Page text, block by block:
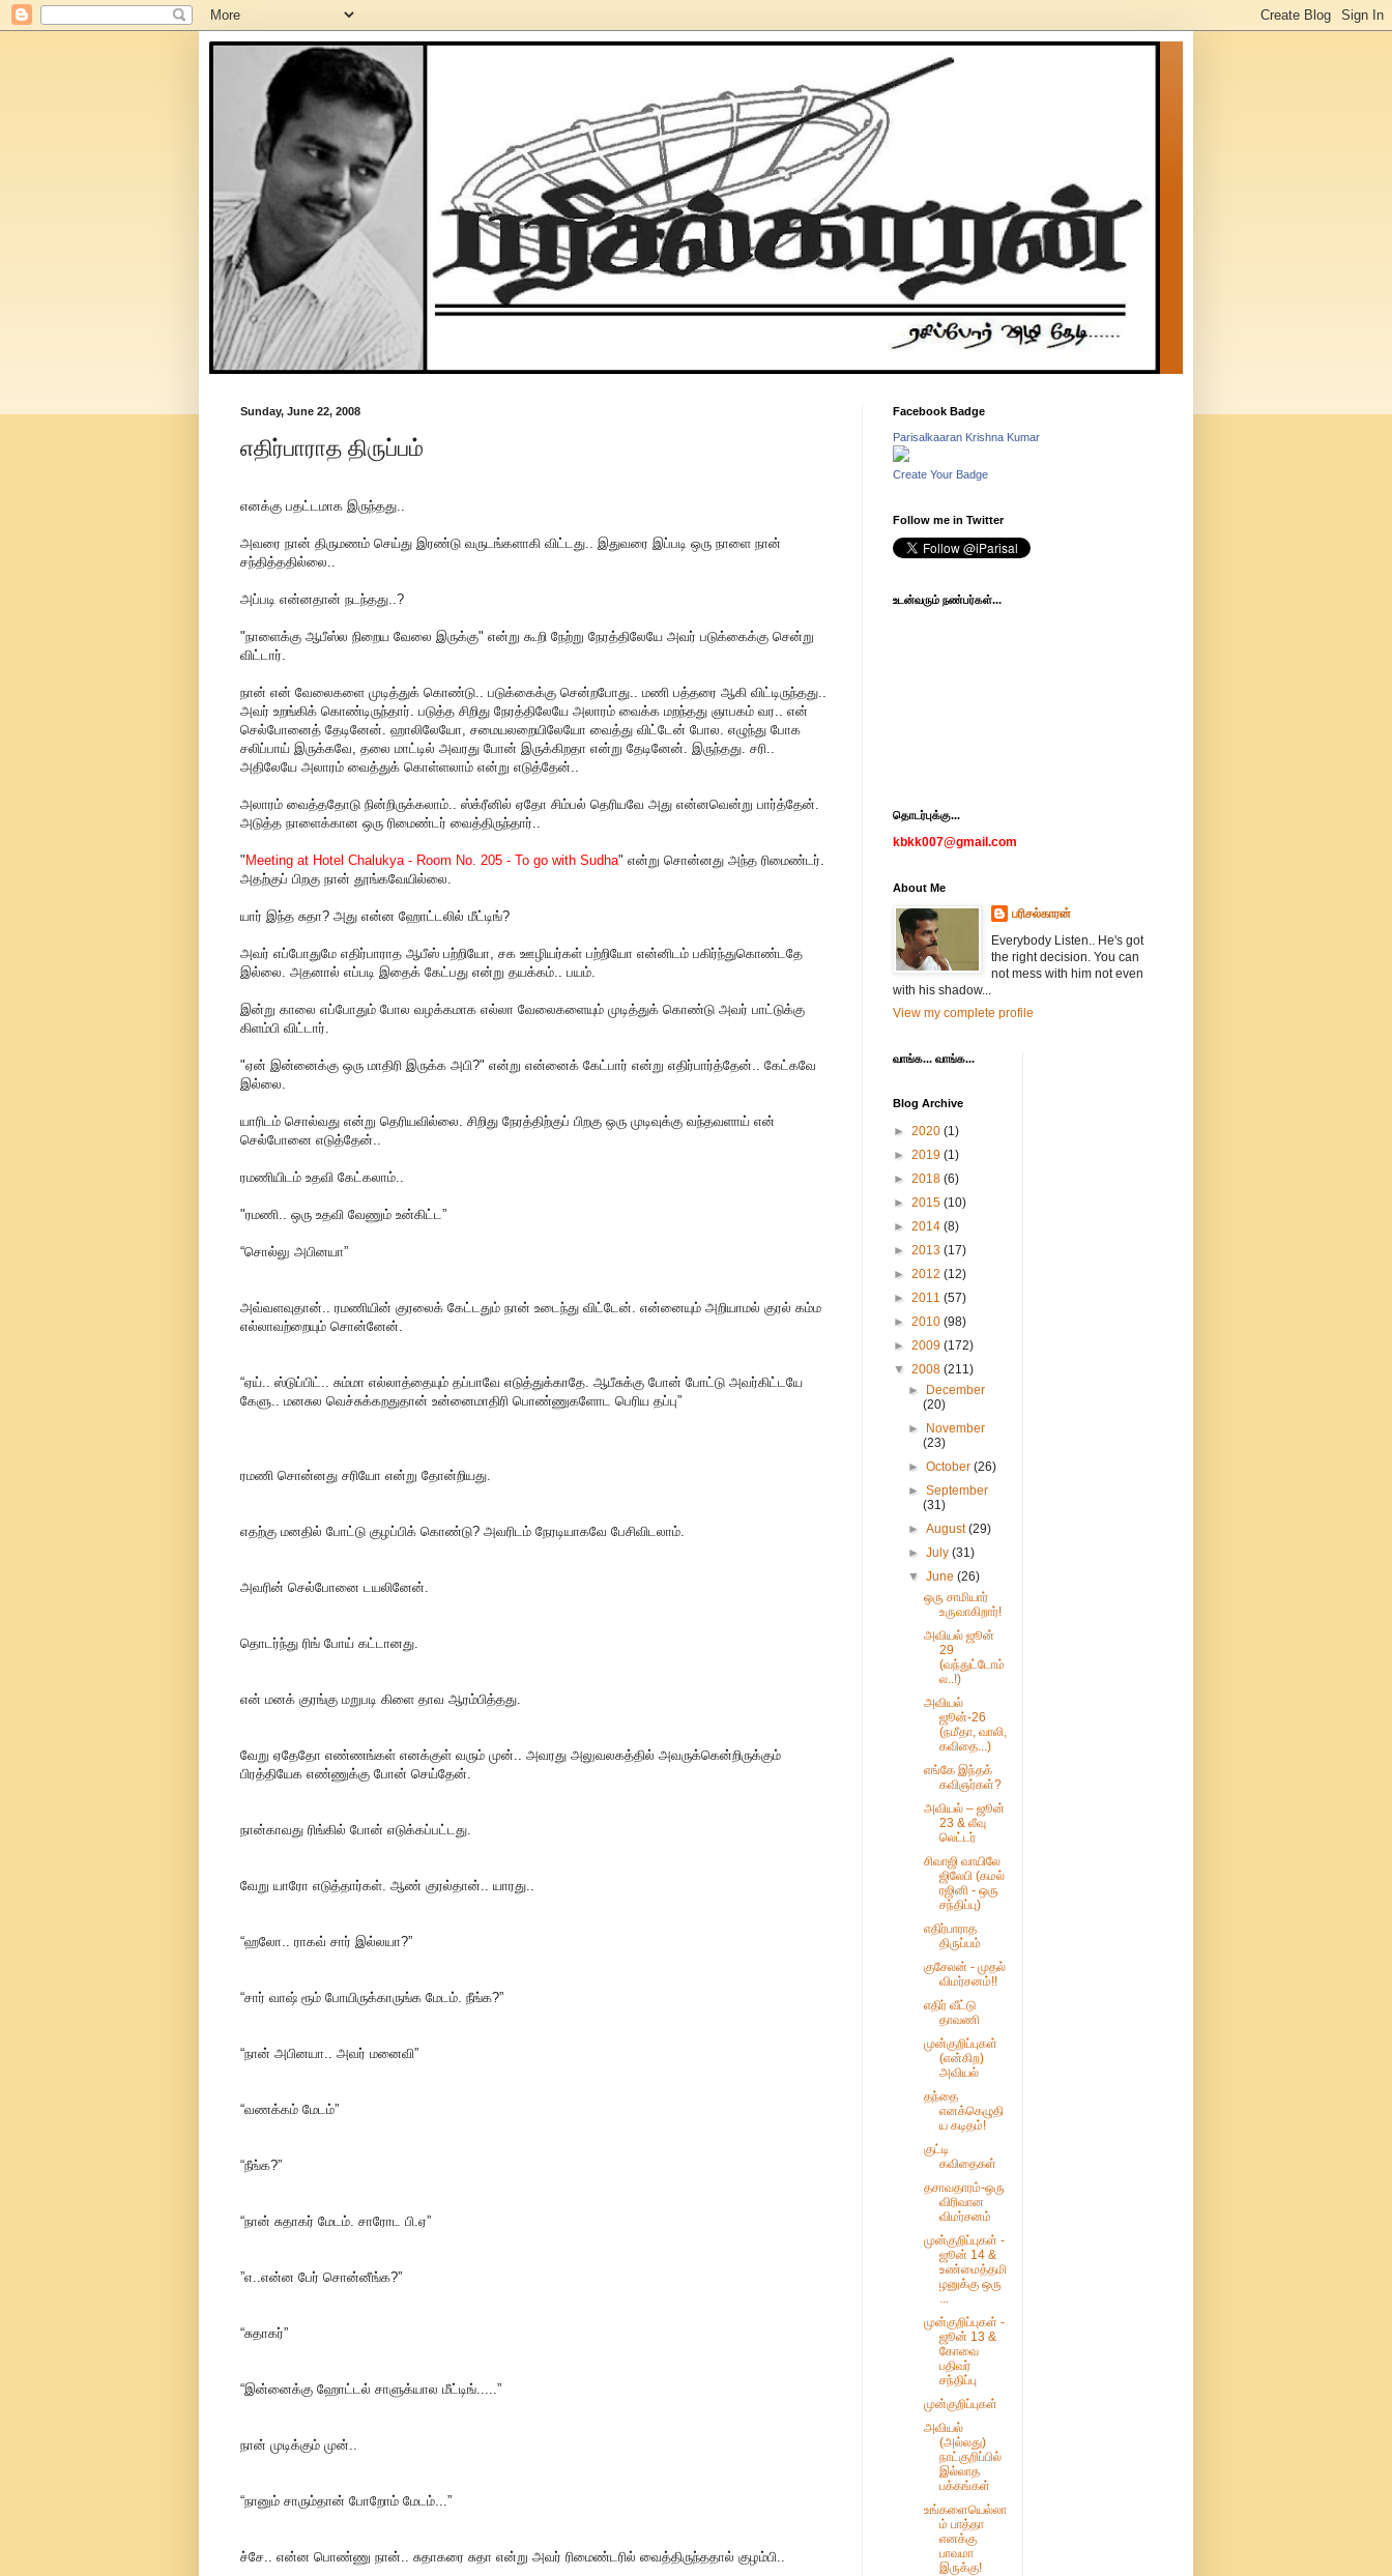
Sunday, June 22, 2008
எதிர்பாராத திருப்பம்
எனக்கு பதட்டமாக இருந்தது..
அவரை நான் திருமணம் செய்து இரண்டு வருடங்களாகி விட்டது.. இதுவரை இப்படி ஒரு நாளை நான்
சந்தித்ததில்லை..
அப்படி என்னதான் நடந்தது..?
"நாளைக்கு ஆபீஸ்ல நிறைய வேலை இருக்கு" என்று கூறி நேற்று நேரத்திலேயே அவர் படுக்கைக்கு சென்று
விட்டார்.
நான் என் வேலைகளை முடித்துக் கொண்டு.. படுக்கைக்கு சென்றபோது.. மணி பத்தரை ஆகி விட்டிருந்தது..
அவர் உறங்கிக் கொண்டிருந்தார். படுத்த சிறிது நேரத்திலேயே அலாரம் வைக்க மறந்தது ஞாபகம் வர.. என்
செல்போனைத் தேடினேன். ஹாலிலேயோ, சமையலறையிலேயோ வைத்து விட்டேன் போல. எழுந்து போக
சலிப்பாய் இருக்கவே, தலை மாட்டில் அவரது போன் இருக்கிறதா என்று தேடினேன். இருந்தது. சரி..
அதிலேயே அலாரம் வைத்துக் கொள்ளலாம் என்று எடுத்தேன்..
அலாரம் வைத்ததோடு நின்றிருக்கலாம்.. ஸ்க்ரீனில் ஏதோ சிம்பல் தெரியவே அது என்னவென்று பார்த்தேன்.
அடுத்த நாளைக்கான ஒரு ரிமைண்டர் வைத்திருந்தார்..
"Meeting at Hotel Chalukya - Room No. 205 - To go with Sudha" என்று சொன்னது அந்த ரிமைண்டர்.
அதற்குப் பிறகு நான் தூங்கவேயில்லை.
யார் இந்த சுதா? அது என்ன ஹோட்டலில் மீட்டிங்?
அவர் எப்போதுமே எதிர்பாராத ஆபீஸ் பற்றியோ, சக ஊழியர்கள் பற்றியோ என்னிடம் பகிர்ந்துகொண்டதே
இல்லை. அதனால் எப்படி இதைக் கேட்பது என்று தயக்கம்.. பயம்.
இன்று காலை எப்போதும் போல வழக்கமாக எல்லா வேலைகளையும் முடித்துக் கொண்டு அவர் பாட்டுக்கு
கிளம்பி விட்டார்.
"ஏன் இன்னைக்கு ஒரு மாதிரி இருக்க அபி?" என்று என்னைக் கேட்பார் என்று எதிர்பார்த்தேன்.. கேட்கவே
இல்லை.
யாரிடம் சொல்வது என்று தெரியவில்லை. சிறிது நேரத்திற்குப் பிறகு ஒரு முடிவுக்கு வந்தவளாய் என்
செல்போனை எடுத்தேன்..
ரமணியிடம் உதவி கேட்கலாம்..
"ரமணி.. ஒரு உதவி வேணும் உன்கிட்ட”
“சொல்லு அபினயா”
அவ்வளவுதான்.. ரமணியின் குரலைக் கேட்டதும் நான் உடைந்து விட்டேன். என்னையும் அறியாமல் குரல் கம்ம
எல்லாவற்றையும் சொன்னேன்.
“ஏய்.. ஸ்டுப்பிட்.. சும்மா எல்லாத்தையும் தப்பாவே எடுத்துக்காதே. ஆபீசுக்கு போன் போட்டு அவர்கிட்டயே
கேளு.. மனசுல வெச்சுக்கறதுதான் உன்னைமாதிரி பொண்ணுகளோட பெரிய தப்பு”
ரமணி சொன்னது சரியோ என்று தோன்றியது.
எதற்கு மனதில் போட்டு குழப்பிக் கொண்டு? அவரிடம் நேரடியாகவே பேசிவிடலாம்.
அவரின் செல்போனை டயலினேன்.
தொடர்ந்து ரிங் போய் கட்டானது.
என் மனக் குரங்கு மறுபடி கிளை தாவ ஆரம்பித்தது.
வேறு ஏதேதோ எண்ணங்கள் எனக்குள் வரும் முன்.. அவரது அலுவலகத்தில் அவருக்கென்றிருக்கும்
பிரத்தியேக எண்ணுக்கு போன் செய்தேன்.
நான்காவது ரிங்கில் போன் எடுக்கப்பட்டது.
வேறு யாரோ எடுத்தார்கள். ஆண் குரல்தான்.. யாரது..
“ஹலோ.. ராகவ் சார் இல்லயா?”
“சார் வாஷ் ரூம் போயிருக்காருங்க மேடம். நீங்க?”
“நான் அபினயா.. அவர் மனைவி”
“வணக்கம் மேடம்”
“நீங்க?”
“நான் சுதாகர் மேடம். சாரோட பி.ஏ”
”எ..என்ன பேர் சொன்னீங்க?”
“சுதாகர்”
“இன்னைக்கு ஹோட்டல் சாளுக்யால மீட்டிங்.....”
நான் முடிக்கும் முன்..
“நானும் சாரும்தான் போறோம் மேடம்...”
ச்சே.. என்ன பொண்ணு நான்.. சுதாகரை சுதா என்று அவர் ரிமைண்டரில் வைத்திருந்ததால் குழம்பி..
Facebook Badge
Parisalkaaran Krishna Kumar
Create Your Badge
Follow me in Twitter
உடன்வரும் நண்பர்கள்...
தொடர்புக்கு...
kbkk007@gmail.com
About Me
பரிசல்காரன்
Everybody Listen.. He's got
the right decision. You can
not mess with him not even
with his shadow...
View my complete profile
வாங்க... வாங்க...
Blog Archive
► 2020 (1)
► 2019 (1)
► 2018 (6)
► 2015 (10)
► 2014 (8)
► 2013 (17)
► 2012 (12)
► 2011 (57)
► 2010 (98)
► 2009 (172)
▼ 2008 (211)
►
December
(20)
►
November
(23)
►October(26)
►September
(31)
►August(29)
►July(31)
▼June(26)
ஒரு சாமியார்
உருவாகிறார்!
அவியல் ஜூன்
29
(வந்துட்டோம்
ல..!)
அவியல்
ஜூன்-26
(நமீதா, வாலி,
கவிதை...)
எங்கே இந்தக்
கவிஞர்கள்?
அவியல் – ஜூன்
23 & லீவு
லெட்டர்
சிவாஜி வாயிலே
ஜிலேபி (கமல்
ரஜினி - ஒரு
சந்திப்பு)
எதிர்பாராத
திருப்பம்
குசேலன் - முதல்
விமர்சனம்!!
எதிர் வீட்டு
தாவணி
முன்குறிப்புகள்
(என்கிற)
அவியல்
தந்தை
எனக்கெழுதி
ய கடிதம்!
குட்டி
கவிதைகள்
தசாவதாரம்-ஒரு
விரிவான
விமர்சனம்
முன்குறிப்புகள் -
ஜூன் 14 &
உண்மைத்தமி
ழனுக்கு ஒரு
...
முன்குறிப்புகள் -
ஜூன் 13 &
கோவை
பதிவர்
சந்திப்பு
முன்குறிப்புகள்
அவியல்
(அல்லது)
நாட்குறிப்பில்
இல்லாத
பக்கங்கள்
உங்களையெல்லா
ம் பாத்தா
எனக்கு
பாவமா
இருக்கு!